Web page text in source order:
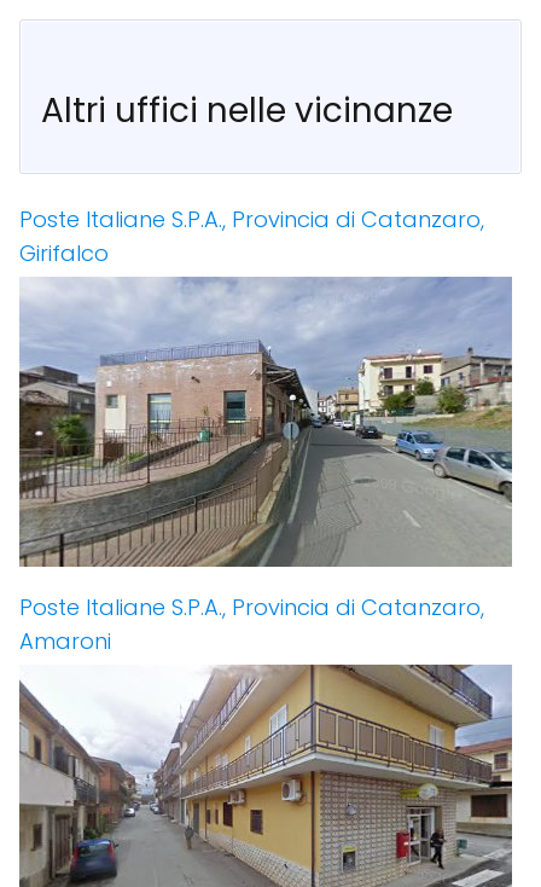
Altri uffici nelle vicinanze
Poste Italiane S.P.A., Provincia di Catanzaro,
Girifalco
Poste Italiane S.P.A., Provincia di Catanzaro,
Amaroni